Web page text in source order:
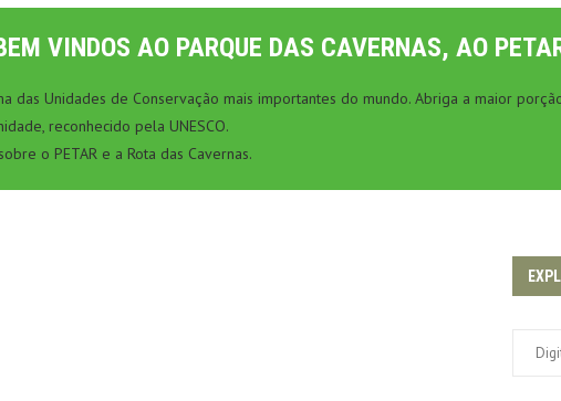
VINDOS AO PARQUE DAS CAVERNAS, AO
das Unidades de Conservação mais importantes do mundo. Abriga a maior
reconhecido pela UNESCO.
o PETAR e a Rota das Cavernas.